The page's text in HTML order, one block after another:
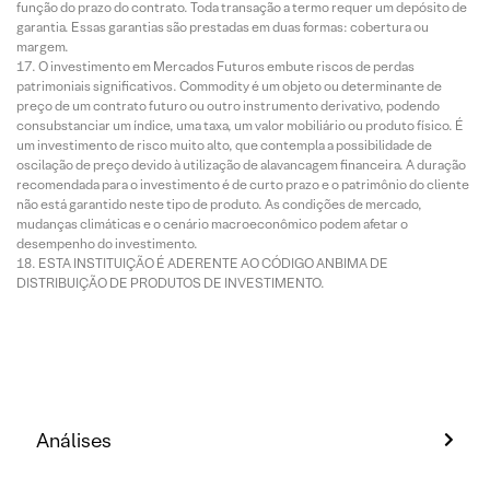
função do prazo do contrato. Toda transação a termo requer um depósito de
garantia. Essas garantias são prestadas em duas formas: cobertura ou
margem.
O investimento em Mercados Futuros embute riscos de perdas
patrimoniais significativos. Commodity é um objeto ou determinante de
preço de um contrato futuro ou outro instrumento derivativo, podendo
consubstanciar um índice, uma taxa, um valor mobiliário ou produto físico. É
um investimento de risco muito alto, que contempla a possibilidade de
oscilação de preço devido à utilização de alavancagem financeira. A duração
recomendada para o investimento é de curto prazo e o patrimônio do cliente
não está garantido neste tipo de produto. As condições de mercado,
mudanças climáticas e o cenário macroeconômico podem afetar o
desempenho do investimento.
ESTA INSTITUIÇÃO É ADERENTE AO CÓDIGO ANBIMA DE
DISTRIBUIÇÃO DE PRODUTOS DE INVESTIMENTO.
Análises